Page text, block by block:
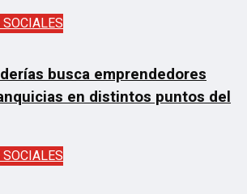
busca emprendedores
en distintos puntos del